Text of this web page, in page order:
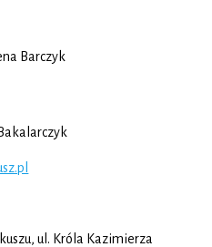
Barczyk
ul. Króla Kazimierza